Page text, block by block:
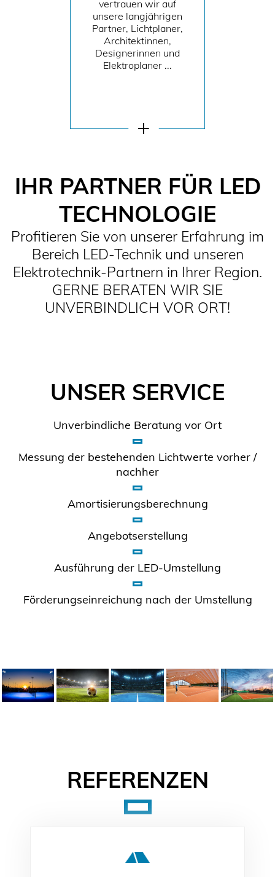
vertrauen wir auf
unsere langjährigen
Partner, Lichtplaner,
Architektinnen,
Designerinnen und
Elektroplaner ...
IHR PARTNER FÜR LED
TECHNOLOGIE
Profitieren Sie von unserer Erfahrung im
Bereich LED-Technik und unseren
Elektrotechnik-Partnern in Ihrer Region.
GERNE BERATEN WIR SIE
UNVERBINDLICH VOR ORT!
UNSER SERVICE
Unverbindliche Beratung vor Ort
Messung der bestehenden Lichtwerte vorher /
nachher
Amortisierungsberechnung
Angebotserstellung
Ausführung der LED-Umstellung
Förderungseinreichung nach der Umstellung
REFERENZEN